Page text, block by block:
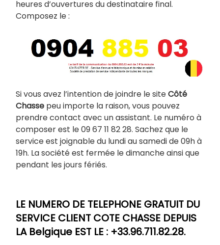
heures d’ouvertures du destinataire final.
Composez le :
Si vous avez l’intention de joindre le siteCôté
Chasse peu importe la raison, vous pouvez
prendre contact avec un assistant. Le numéro à
composer est le 09 67 11 82 28. Sachez que le
service est joignable du lundi au samedi de 09h à
19h. La société est fermée le dimanche ainsi que
pendant les jours fériés.
LE NUMERO DE TELEPHONE GRATUIT DU
SERVICE CLIENT COTE CHASSE DEPUIS
LA Belgique EST LE : +33.96.711.82.28.